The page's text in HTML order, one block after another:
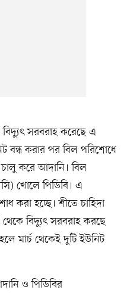
বিদ্যুৎ সরবরাহ করেছে এ
বন্ধ করার পর বিল পরিশোধে
করে আদানি। বিল
খোলে পিডিবি। এ
করা হচ্ছে। শীতে চাহিদা
বিদ্যুৎ সরবরাহ করছে
মার্চ থেকেই দুটি ইউনিট
ও পিডিবির